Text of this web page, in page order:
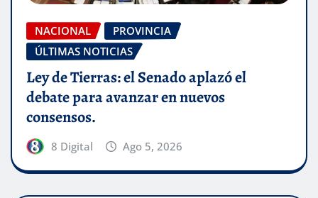
NACIONAL
PROVINCIA
ÚLTIMAS NOTICIAS
Ley de Tierras: el Senado aplazó el
debate para avanzar en nuevos
consensos.
8 Digital Ago 5, 2026